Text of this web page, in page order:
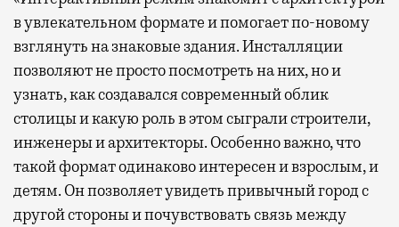
в увлекательном формате и помогает по-новому
взглянуть на знаковые здания. Инсталляции
позволяют не просто посмотреть на них, но и
узнать, как создавался современный облик
столицы и какую роль в этом сыграли строители,
инженеры и архитекторы. Особенно важно, что
такой формат одинаково интересен и взрослым, и
детям. Он позволяет увидеть привычный город с
другой стороны и почувствовать связь между